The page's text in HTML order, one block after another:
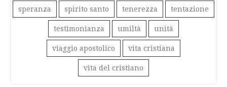
speranza spirito santo tenerezza tentazione
testimonianza umiltà unità
viaggio apostolico vita cristiana
vita del cristiano